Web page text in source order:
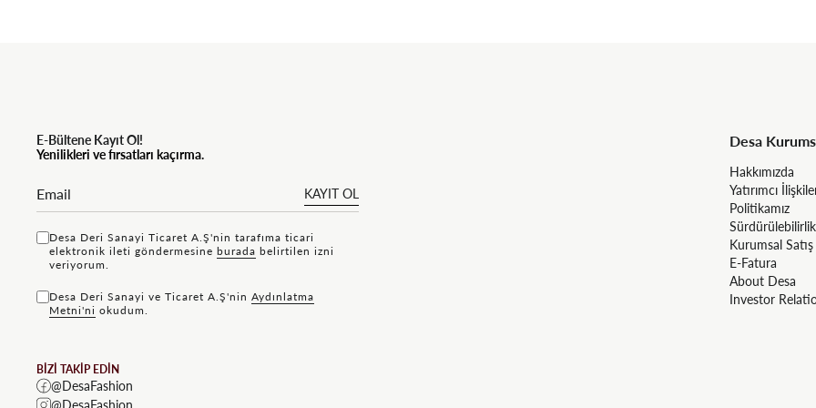
E-Bültene Kayıt Ol!
Yenilikleri ve fırsatları kaçırma.
KAYIT OL
Desa Deri Sanayi Ticaret A.Ş'nin tarafıma ticari
elektronik ileti göndermesine bu rada belirtilen izni
veriyorum.
Desa Deri Sanayi ve Ticaret A.Ş'nin Aydınlatma
Metni'ni okudum.
BİZİ TAKİP EDİN
@DesaFashion
@DesaFashion
Desa
Hakkımızda
Yatırımcı
Politikamız
Sürdürülebilirlik
Kurumsal Satış
E-Fatura
About Desa
Investor